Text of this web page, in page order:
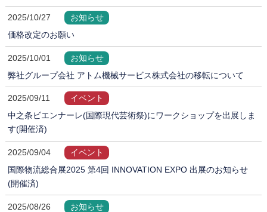
2025/10/27
お知らせ
価格改定のお願い
2025/10/01
お知らせ
弊社グループ会社 アトム機械サービス株式会社の移転について
2025/09/11
イベント
中之条ビエンナーレ(国際現代芸術祭)にワークショップを出展しま
す(開催済)
2025/09/04
イベント
国際物流総合展2025 第4回 INNOVATION EXPO 出展のお知らせ
(開催済)
2025/08/26
お知らせ